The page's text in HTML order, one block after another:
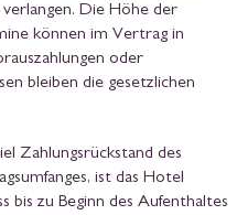
Die Höhe der
können im Vertrag in
oder
bleiben die gesetzlichen
Zahlungsrückstand des
ist das Hotel
bis zu Beginn des Aufenthaltes